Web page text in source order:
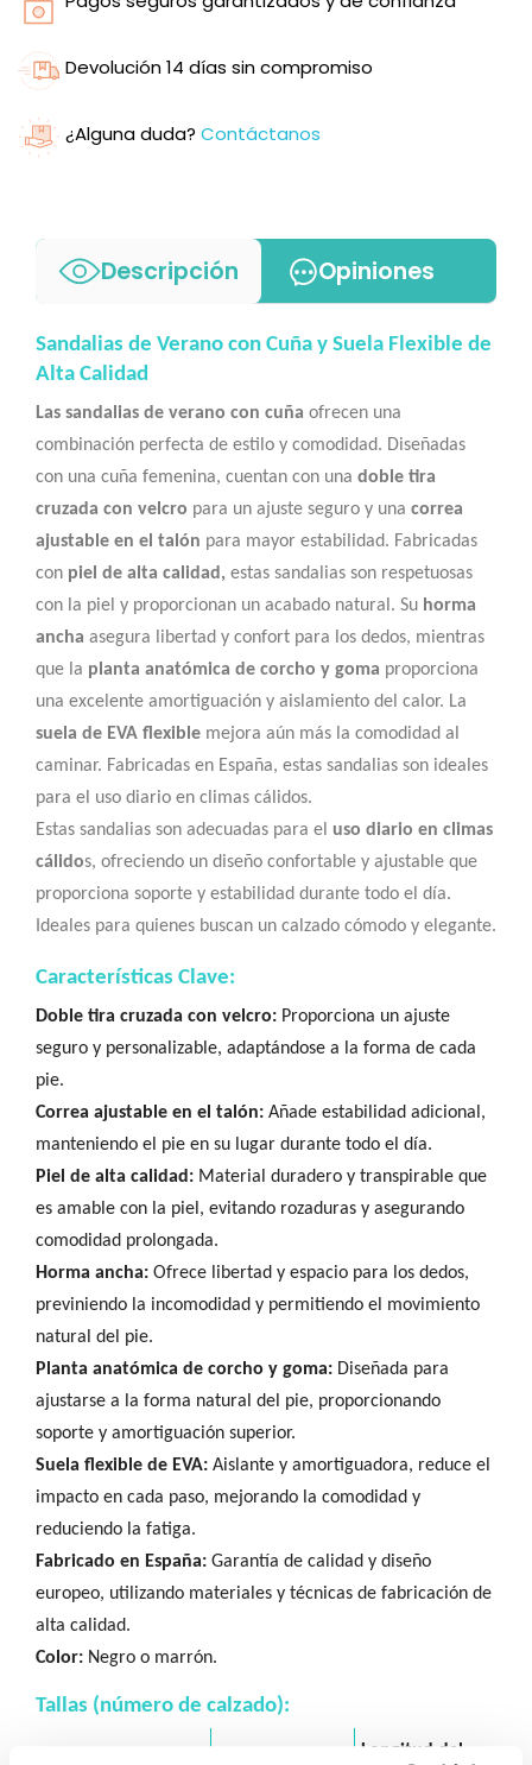
Devolución 14 días sin compromiso
¿Alguna duda? Contáctanos
Descripción Opiniones
Sandalias de Verano con Cuña y Suela Flexible de
Alta Calidad
Las sandalias de verano con cuña ofrecen una
combinación perfecta de estilo y comodidad. Diseñadas
con una cuña femenina, cuentan con una doble tira
cruzada con velcro para un ajuste seguro y una correa
ajustable en el talón para mayor estabilidad. Fabricadas
con piel de alta calidad, estas sandalias son respetuosas
con la piel y proporcionan un acabado natural. Su horma
ancha asegura libertad y confort para los dedos, mientras
que la planta anatómica de corcho y goma proporciona
una excelente amortiguación y aislamiento del calor. La
suela de EVA flexible mejora aún más la comodidad al
caminar. Fabricadas en España, estas sandalias son ideales
para el uso diario en climas cálidos.
Estas sandalias son adecuadas para el uso diario en climas
cálidos, ofreciendo un diseño confortable y ajustable que
proporciona soporte y estabilidad durante todo el día.
Ideales para quienes buscan un calzado cómodo y elegante.
Características Clave:
Doble tira cruzada con velcro: Proporciona un ajuste
seguro y personalizable, adaptándose a la forma de cada
pie.
Correa ajustable en el talón: Añade estabilidad adicional,
manteniendo el pie en su lugar durante todo el día.
Piel de alta calidad: Material duradero y transpirable que
es amable con la piel, evitando rozaduras y asegurando
comodidad prolongada.
Horma ancha: Ofrece libertad y espacio para los dedos,
previniendo la incomodidad y permitiendo el movimiento
natural del pie.
Planta anatómica de corcho y goma: Diseñada para
ajustarse a la forma natural del pie, proporcionando
soporte y amortiguación superior.
Suela flexible de EVA: Aislante y amortiguadora, reduce el
impacto en cada paso, mejorando la comodidad y
reduciendo la fatiga.
Fabricado en España: Garantía de calidad y diseño
europeo, utilizando materiales y técnicas de fabricación de
alta calidad.
Color: Negro o marrón.
Tallas (número de calzado):
Longitud del